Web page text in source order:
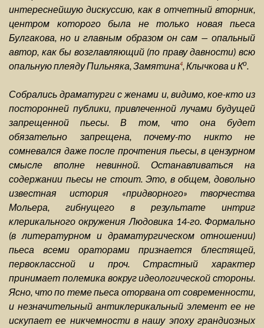
интереснейшую дискуссию, как в отчетный вторник,
центром которого была не только новая пьеса
Булгакова, но и главным образом он сам — опальный
автор, как бы возглавляющий (по праву давности) всю
опальную плеяду Пильняка, Замятина4, Клычкова и Ко.
Собрались драматурги с женами и, видимо, кое-кто из
посторонней публики, привлеченной лучами будущей
запрещенной пьесы. В том, что она будет
обязательно запрещена, почему-то никто не
сомневался даже после прочтения пьесы, в цензурном
смысле вполне невинной. Останавливаться на
содержании пьесы не стоит. Это, в общем, довольно
известная история «придворного» творчества
Мольера, гибнущего в результате интриг
клерикального окружения Людовика 14-го. Формально
(в литературном и драматургическом отношении)
пьеса всеми ораторами признается блестящей,
первоклассной и проч. Страстный характер
принимает полемика вокруг идеологической стороны.
Ясно, что по теме пьеса оторвана от современности,
и незначительный антиклерикальный элемент ее не
искупает ее никчемности в нашу эпоху грандиозных